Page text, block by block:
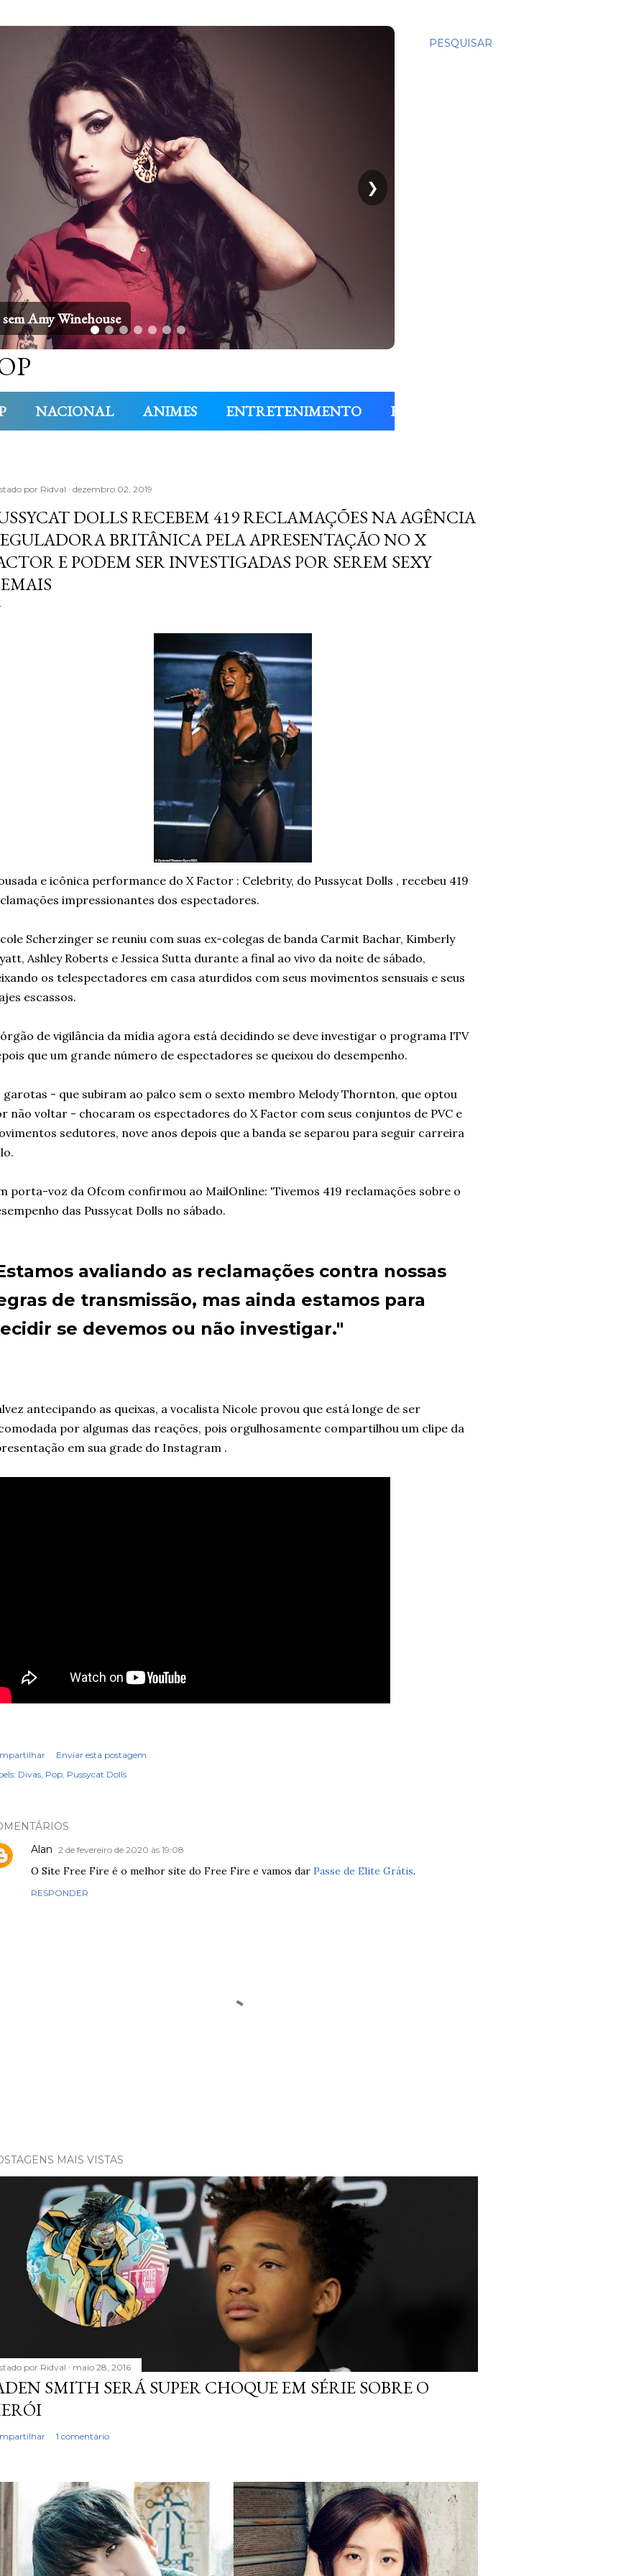
PESQUISAR
mais icônicos de todos os tempos
❯
NACIONAL ANIMES ENTRETENIMENTO ENTREVISTAS
por Ridval dezembro 02, 2019
DOLLS RECEBEM 419 RECLAMAÇÕES NA AGÊNCIA
BRITÂNICA PELA APRESENTAÇÃO NO X
E PODEM SER INVESTIGADAS POR SEREM SEXY
e icônica performance do X Factor : Celebrity, do Pussycat Dolls , recebeu 419
impressionantes dos espectadores.
Scherzinger se reuniu com suas ex-colegas de banda Carmit Bachar, Kimberly
Ashley Roberts e Jessica Sutta durante a final ao vivo da noite de sábado,
os telespectadores em casa aturdidos com seus movimentos sensuais e seus
escassos.
de vigilância da mídia agora está decidindo se deve investigar o programa ITV
que um grande número de espectadores se queixou do desempenho.
garotas - que subiram ao palco sem o sexto membro Melody Thornton, que optou
não voltar - chocaram os espectadores do X Factor com seus conjuntos de PVC e
sedutores, nove anos depois que a banda se separou para seguir carreira
porta-voz da Ofcom confirmou ao MailOnline: 'Tivemos 419 reclamações sobre o
das Pussycat Dolls no sábado.
avaliando as reclamações contra nossas
de transmissão, mas ainda estamos para
se devemos ou não investigar."
antecipando as queixas, a vocalista Nicole provou que está longe de ser
por algumas das reações, pois orgulhosamente compartilhou um clipe da
em sua grade do Instagram .
Enviar esta postagem
Divas Pop Pussycat Dolls
Alan 2 de fevereiro de 2020 às 19:08
O Site Free Fire é o melhor site do Free Fire e vamos dar Passe de Elite Grátis.
RESPONDER
MAIS VISTAS
por Ridval maio 28, 2016
SMITH SERÁ SUPER CHOQUE EM SÉRIE SOBRE O
1 comentário